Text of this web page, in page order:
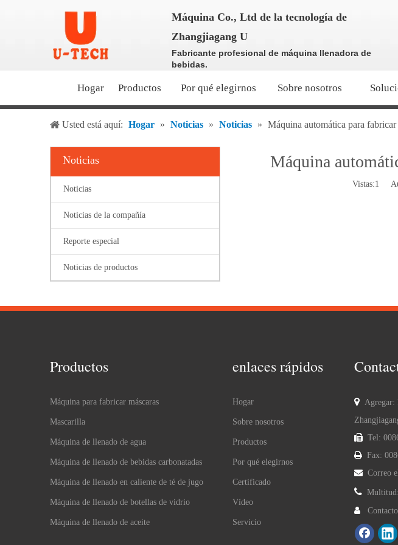
Máquina Co., Ltd de la tecnología de
Zhangjiagang U
Fabricante profesional de máquina llenadora de
bebidas.
Hogar Productos Por qué elegirnos Sobre nosotros
Usted está aquí: Hogar » Noticias » Noticias » Máquina automática para
Noticias
Noticias
Noticias de la compañía
Reporte especial
Noticias de productos
Máquina
Vistas:1
Productos
Máquina para fabricar máscaras
Mascarilla
Máquina de llenado de agua
Máquina de llenado de bebidas carbonatadas
Máquina de llenado en caliente de té de jugo
Máquina de llenado de botellas de vidrio
Máquina de llenado de aceite
enlaces rápidos
Hogar
Sobre nosotros
Productos
Por qué elegirnos
Certificado
Vídeo
Servicio
 Agregar:
 Tel:
 Fax:
 Correo

